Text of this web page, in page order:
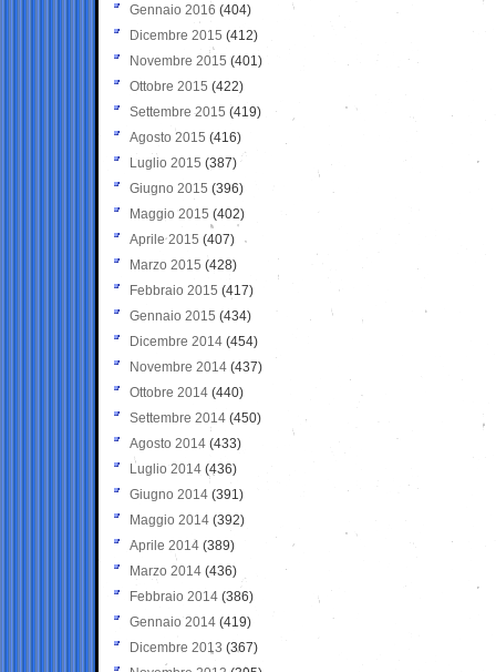
Gennaio 2016 (404)
Dicembre 2015 (412)
Novembre 2015 (401)
Ottobre 2015 (422)
Settembre 2015 (419)
Agosto 2015 (416)
Luglio 2015 (387)
Giugno 2015 (396)
Maggio 2015 (402)
Aprile 2015 (407)
Marzo 2015 (428)
Febbraio 2015 (417)
Gennaio 2015 (434)
Dicembre 2014 (454)
Novembre 2014 (437)
Ottobre 2014 (440)
Settembre 2014 (450)
Agosto 2014 (433)
Luglio 2014 (436)
Giugno 2014 (391)
Maggio 2014 (392)
Aprile 2014 (389)
Marzo 2014 (436)
Febbraio 2014 (386)
Gennaio 2014 (419)
Dicembre 2013 (367)